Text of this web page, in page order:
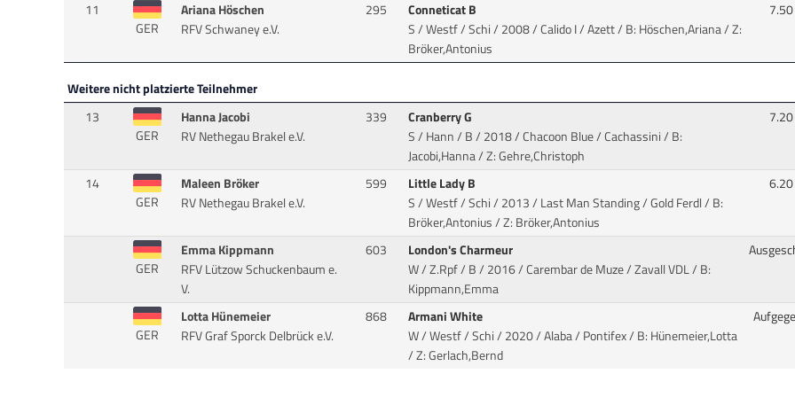
11
GER
Ariana Höschen
RFV Schwaney e.V.
295
Conneticat B
S / Westf / Schi / 2008 / Calido I / Azett/ B: Höschen,Ariana / Z:
Bröker,Antonius
7.50
Weitere nicht platzierte Teilnehmer
13
GER
Hanna Jacobi
RV Nethegau Brakel e.V.
339
Cranberry G
S / Hann / B / 2018 / Chacoon Blue / Cachassini/ B:
Jacobi,Hanna / Z: Gehre,Christoph
7.20
14
GER
Maleen Bröker
RV Nethegau Brakel e.V.
599
Little Lady B
S / Westf / Schi / 2013 / Last Man Standing / Gold Ferdl/ B:
Bröker,Antonius / Z: Bröker,Antonius
6.20
GER
Emma Kippmann
RFV Lützow Schuckenbaum e.
V.
603
London's Charmeur
W / Z.Rpf / B / 2016 / Carembar de Muze / Zavall VDL/ B:
Kippmann,Emma
GER
Lotta Hünemeier
RFV Graf Sporck Delbrück e.V.
868
Armani White
W / Westf / Schi / 2020 / Alaba / Pontifex/ B: Hünemeier,Lotta
/ Z: Gerlach,Bernd